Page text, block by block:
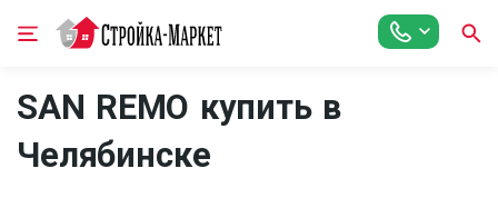
SAN REMO купить в
Челябинске